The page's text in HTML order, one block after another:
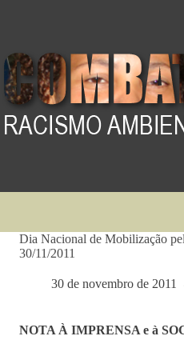
Dia Nacional de Mobilização
30/11/2011
30 de novembro de 2011
NOTA À IMPRENSA e à